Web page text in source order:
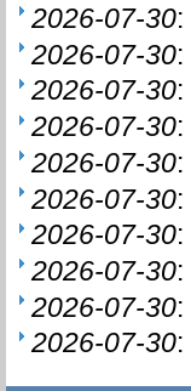
2026-07-30:
2026-07-30:
2026-07-30:
2026-07-30:
2026-07-30:
2026-07-30:
2026-07-30:
2026-07-30:
2026-07-30:
2026-07-30: